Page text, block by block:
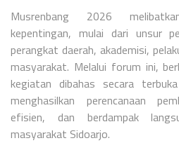
Musrenbang 2026
kepentingan, mulai dari unsur
perangkat daerah, akademisi,
masyarakat. Melalui forum ini,
kegiatan dibahas secara
menghasilkan perencanaan
efisien, dan berdampak
masyarakat Sidoarjo.